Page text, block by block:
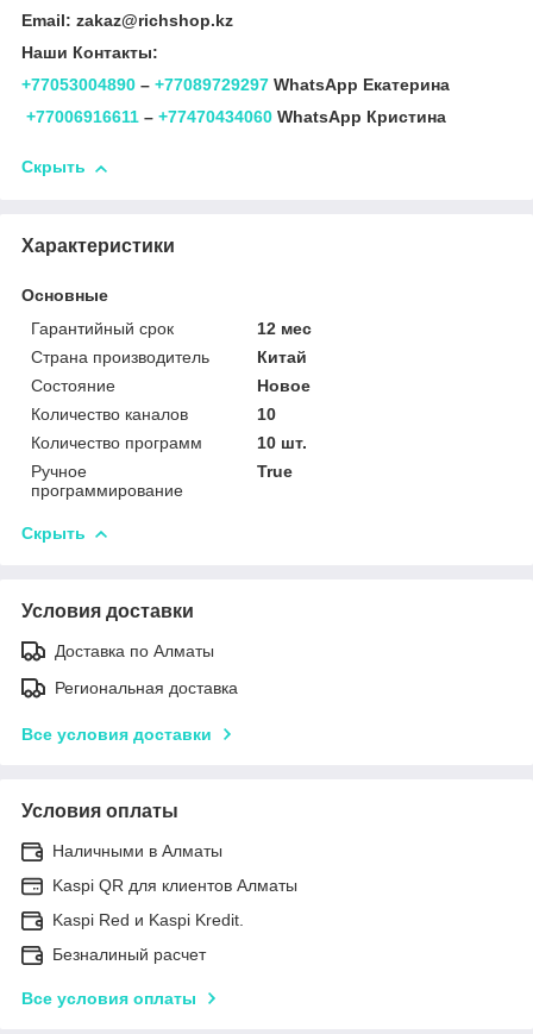
Email: zakaz@richshop.kz
Наши Контакты:
+77053004890 – +77089729297 WhatsApp Екатерина
+77006916611 – +77470434060 WhatsApp Кристина
Скрыть
Характеристики
Основные
Гарантийный срок
12 мес
Страна производитель
Китай
Состояние
Новое
Количество каналов
10
Количество программ
10 шт.
Ручное
программирование
True
Скрыть
Условия доставки
Доставка по Алматы
Региональная доставка
Все условия доставки
Условия оплаты
Наличными в Алматы
Kaspi QR для клиентов Алматы
Kaspi Red и Kaspi Kredit.
Безналиный расчет
Все условия оплаты